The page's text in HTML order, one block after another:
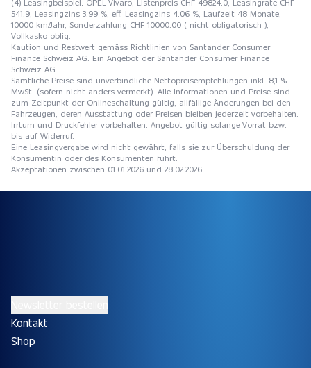
(4) Leasingbeispiel: OPEL Vivaro, Listenpreis CHF 49824.0, Leasingrate CHF
541.9, Leasingzins 3.99 %, eff. Leasingzins 4.06 %, Laufzeit 48 Monate,
10000 km/Jahr, Sonderzahlung CHF 10000.00 ( nicht obligatorisch ),
Vollkasko oblig.
Kaution und Restwert gemäss Richtlinien von Santander Consumer
Finance Schweiz AG. Ein Angebot der Santander Consumer Finance
Schweiz AG.
Sämtliche Preise sind unverbindliche Nettopreisempfehlungen inkl. 8,1 %
MwSt. (sofern nicht anders vermerkt). Alle Informationen und Preise sind
zum Zeitpunkt der Onlineschaltung gültig, allfällige Änderungen bei den
Fahrzeugen, deren Ausstattung oder Preisen bleiben jederzeit vorbehalten.
Irrtum und Druckfehler vorbehalten. Angebot gültig solange Vorrat bzw.
bis auf Widerruf.
Eine Leasingvergabe wird nicht gewährt, falls sie zur Überschuldung der
Konsumentin oder des Konsumenten führt.
Akzeptationen zwischen 01.01.2026 und 28.02.2026.
Kontakt
Shop